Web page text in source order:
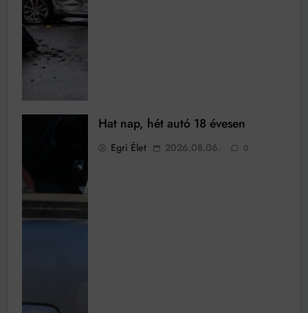
Hat nap, hét autó 18 évesen
Egri Élet 2026.08.06. 0